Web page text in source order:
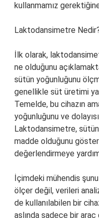
kullanmamız
Laktodansimetre
İlk olarak,
ne olduğunu
sütün yoğunluğunu
genellikle süt üretimi
Temelde, bu cihazın
yoğunluğunu ve
Laktodansimetre,
madde olduğunu
değerlendirmeye
İçimdeki mühendis
ölçer değil, verileri
de kullanılabilen bir
aslında sadece bir